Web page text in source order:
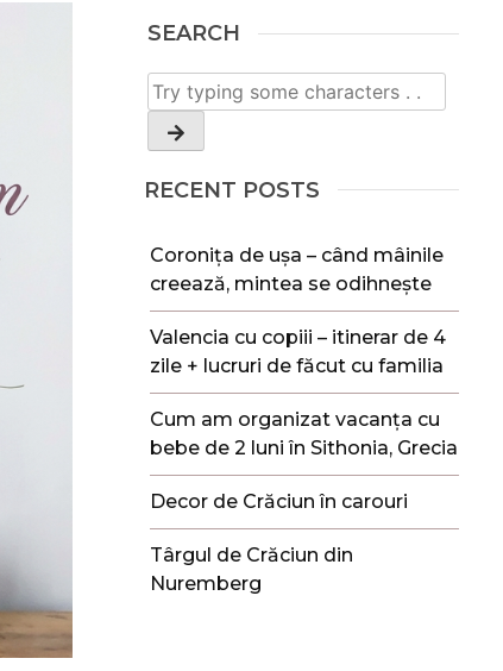
SEARCH
RECENT POSTS
Coronița de ușa – când mâinile
creează, mintea se odihnește
Valencia cu copiii – itinerar de 4
zile + lucruri de făcut cu familia
Cum am organizat vacanța cu
bebe de 2 luni în Sithonia, Grecia
Decor de Crăciun în carouri
Târgul de Crăciun din
Nuremberg